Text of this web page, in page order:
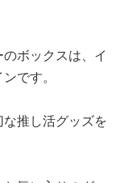
ボックスは、イ
です。
推し活グッズを